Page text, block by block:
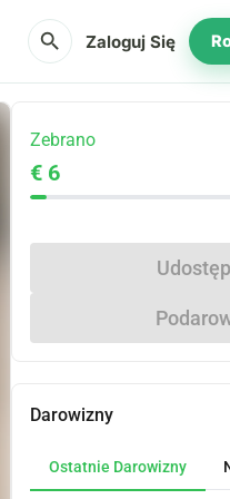
search Zaloguj Się
Zebrano
€ 6
Darowizny
Ostatnie Darowizny